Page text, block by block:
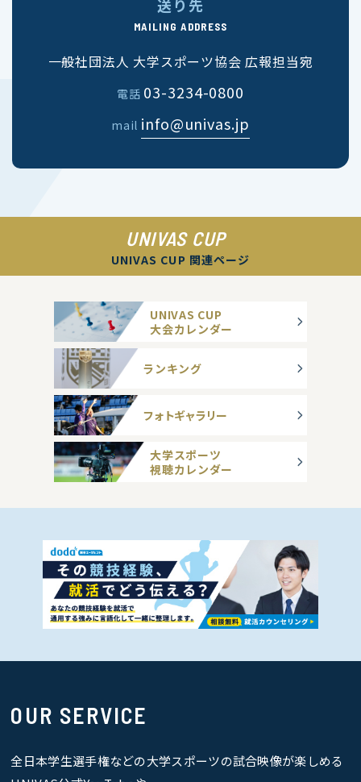
送り先
MAILING ADDRESS
一般社団法人 大学スポーツ協会 広報担当宛
電話 03-3234-0800
mail info@univas.jp
UNIVAS CUP
UNIVAS CUP 関連ページ
UNIVAS CUP
大会カレンダー
ランキング
フォトギャラリー
大学スポーツ
視聴カレンダー
OUR SERVICE
全日本学生選手権などの大学スポーツの試合映像が楽しめる